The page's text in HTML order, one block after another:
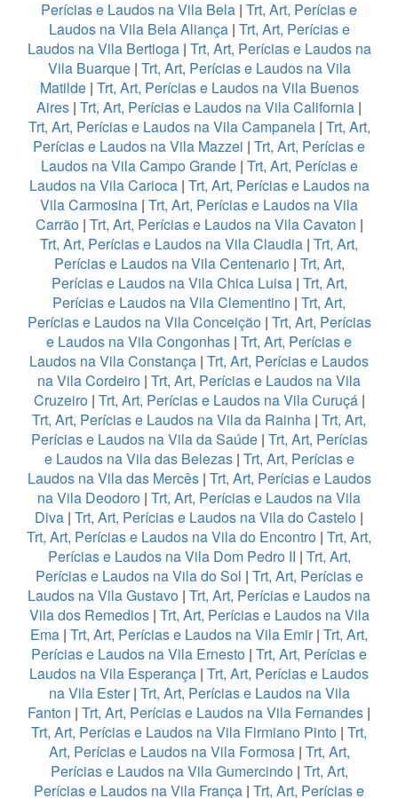
Perícias e Laudos na Vila Bela | Trt, Art, Perícias e
Laudos na Vila Bela Aliança| Trt, Art, Perícias e
Laudos na Vila Bertioga| Trt, Art, Perícias e Laudos na
Vila Buarque| Trt, Art, Perícias e Laudos na Vila
Matilde| Trt, Art, Perícias e Laudos na Vila Buenos
Aires | Trt, Art, Perícias e Laudos na Vila California |
Trt, Art, Perícias e Laudos na Vila Campanela| Trt, Art,
Perícias e Laudos na Vila Mazzei | Trt, Art, Perícias e
Laudos na Vila Campo Grande| Trt, Art, Perícias e
Laudos na Vila Carioca| Trt, Art, Perícias e Laudos na
Vila Carmosina | Trt, Art, Perícias e Laudos na Vila
Carrão| Trt, Art, Perícias e Laudos na Vila Cavaton |
Trt, Art, Perícias e Laudos na Vila Claudia | Trt, Art,
Perícias e Laudos na Vila Centenario| Trt, Art,
Perícias e Laudos na Vila Chica Luisa | Trt, Art,
Perícias e Laudos na Vila Clementino | Trt, Art,
Perícias e Laudos na Vila Conceição| Trt, Art, Perícias
e Laudos na Vila Congonhas | Trt, Art, Perícias e
Laudos na Vila Constança | Trt, Art, Perícias e Laudos
na Vila Cordeiro | Trt, Art, Perícias e Laudos na Vila
Cruzeiro | Trt, Art, Perícias e Laudos na Vila Curuçá |
Trt, Art, Perícias e Laudos na Vila da Rainha | Trt, Art,
Perícias e Laudos na Vila da Saúde| Trt, Art, Perícias
e Laudos na Vila das Belezas| Trt, Art, Perícias e
Laudos na Vila das Mercês| Trt, Art, Perícias e Laudos
na Vila Deodoro | Trt, Art, Perícias e Laudos na Vila
Diva | Trt, Art, Perícias e Laudos na Vila do Castelo |
Trt, Art, Perícias e Laudos na Vila do Encontro | Trt, Art,
Perícias e Laudos na Vila Dom Pedro II | Trt, Art,
Perícias e Laudos na Vila do Sol | Trt, Art, Perícias e
Laudos na Vila Gustavo | Trt, Art, Perícias e Laudos na
Vila dos Remedios| Trt, Art, Perícias e Laudos na Vila
Ema | Trt, Art, Perícias e Laudos na Vila Emir| Trt, Art,
Perícias e Laudos na Vila Ernesto | Trt, Art, Perícias e
Laudos na Vila Esperança | Trt, Art, Perícias e Laudos
na Vila Ester| Trt, Art, Perícias e Laudos na Vila
Fanton | Trt, Art, Perícias e Laudos na Vila Fernandes |
Trt, Art, Perícias e Laudos na Vila Firmiano Pinto | Trt,
Art, Perícias e Laudos na Vila Formosa| Trt, Art,
Perícias e Laudos na Vila Gumercindo| Trt, Art,
Perícias e Laudos na Vila França | Trt, Art, Perícias e